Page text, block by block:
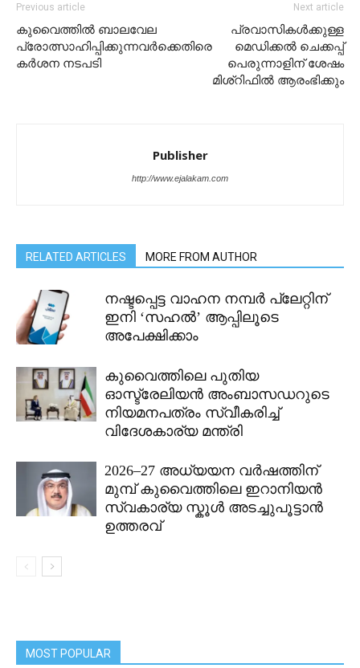
Previous article
കുവൈത്തിൽ ബാലവേല
പ്രോത്സാഹിപ്പിക്കുന്നവര്‍ക്കെതിരെ
കര്‍ശന നടപടി
Next article
പ്രവാസികൾക്കുള്ള
മെഡിക്കൽ ചെക്കപ്പ്
പെരുന്നാളിന് ശേഷം
മിശ്റിഫിൽ ആരംഭിക്കും
Publisher
http://www.ejalakam.com
RELATED ARTICLES MORE FROM AUTHOR
നഷ്ടപ്പെട്ട വാഹന നമ്പർ പ്ലേറ്റിന്
ഇനി ‘സഹൽ’ ആപ്പിലൂടെ
അപേക്ഷിക്കാം
കുവൈത്തിലെ പുതിയ
ഓസ്ട്രേലിയൻ അംബാസഡറുടെ
നിയമനപത്രം സ്വീകരിച്ച്
വിദേശകാര്യ മന്ത്രി
2026–27 അധ്യയന വർഷത്തിന്
മുമ്പ് കുവൈത്തിലെ ഇറാനിയൻ
സ്വകാര്യ സ്കൂൾ അടച്ചുപൂട്ടാൻ
ഉത്തരവ്
MOST POPULAR